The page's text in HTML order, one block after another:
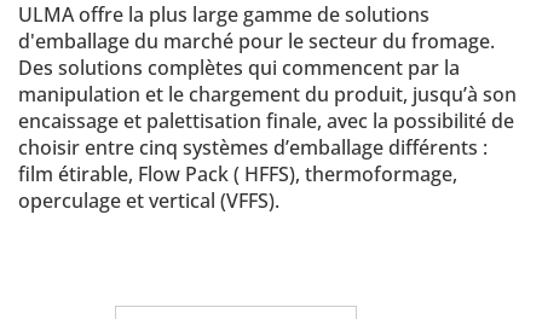
ULMA offre la plus large gamme de solutions
d'emballage du marché pour le secteur du fromage.
Des solutions complètes qui commencent par la
manipulation et le chargement du produit, jusqu’à son
encaissage et palettisation finale, avec la possibilité de
choisir entre cinq systèmes d’emballage différents :
film étirable, Flow Pack ( HFFS), thermoformage,
operculage et vertical (VFFS).